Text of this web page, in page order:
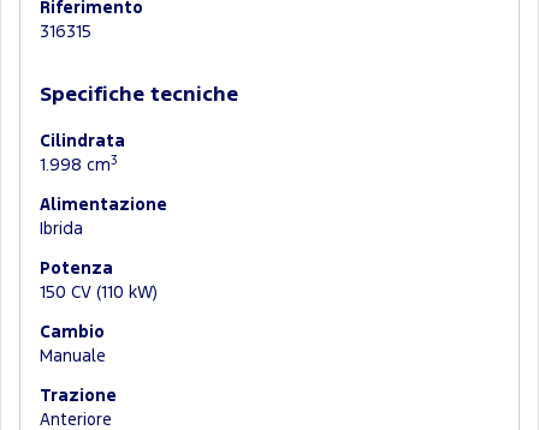
Riferimento
316315
Specifiche tecniche
Cilindrata
1.998 cm3
Alimentazione
Ibrida
Potenza
150 CV (110 kW)
Cambio
Manuale
Trazione
Anteriore